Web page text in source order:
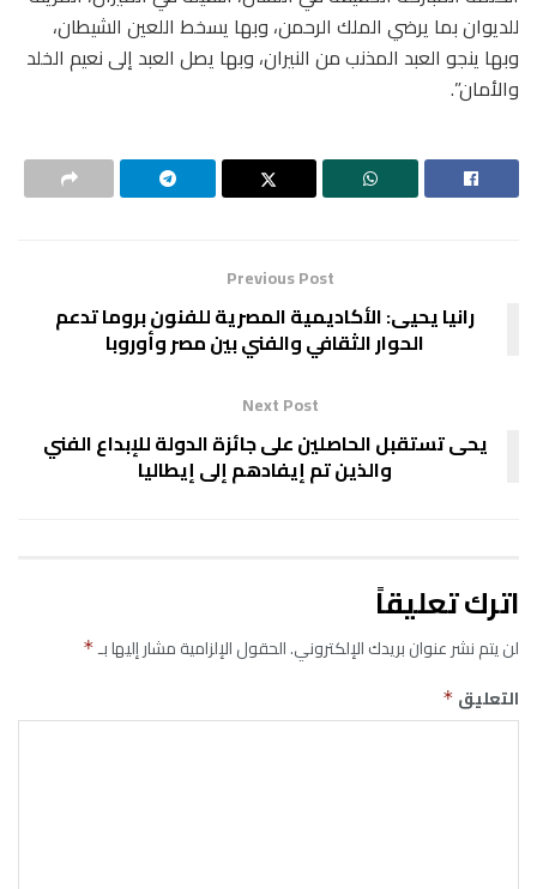
للديوان بما يرضي الملك الرحمن، وبها يسخط اللعين الشيطان،
وبها ينجو العبد المذنب من النيران، وبها يصل العبد إلى نعيم الخلد
والأمان”.
Previous Post
رانيا يحيى: الأكاديمية المصرية للفنون بروما تدعم
الحوار الثقافي والفني بين مصر وأوروبا
Next Post
يحى تستقبل الحاصلين على جائزة الدولة للإبداع الفني
والذين تم إيفادهم إلى إيطاليا
اترك تعليقاً
لن يتم نشر عنوان بريدك الإلكتروني.الحقول الإلزامية مشار إليها بـ*
التعليق *